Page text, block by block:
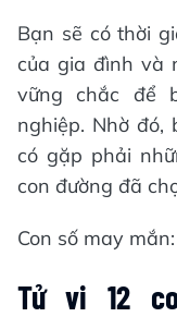
Bạn sẽ có thời
của gia đình và
vững chắc để
nghiệp. Nhờ đó,
có gặp phải
con đường đã
Con số may
Tử vi 12